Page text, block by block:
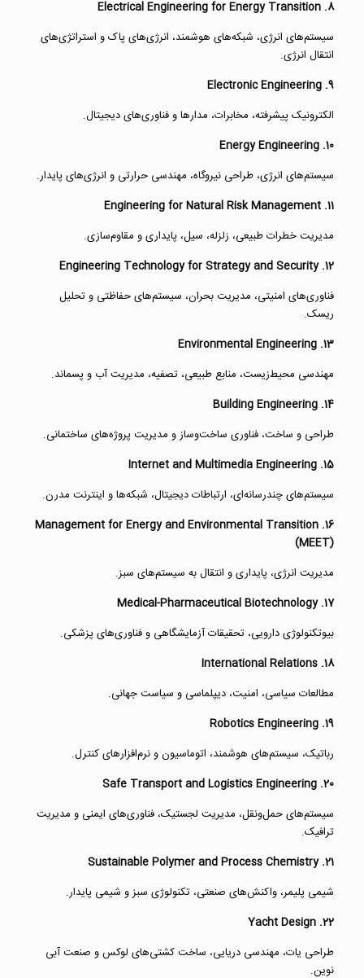
8. Electrical Engineering for Energy Transition
سیستم‌های انرژی، شبکه‌های هوشمند، انرژی‌های پاک و استراتژی‌های
انتقال انرژی.
9. Electronic Engineering
الکترونیک پیشرفته، مخابرات، مدارها و فناوری‌های دیجیتال.
10. Energy Engineering
سیستم‌های انرژی، طراحی نیروگاه، مهندسی حرارتی و انرژی‌های پایدار.
11. Engineering for Natural Risk Management
مدیریت خطرات طبیعی، زلزله، سیل، پایداری و مقاوم‌سازی.
12. Engineering Technology for Strategy and Security
فناوری‌های امنیتی، مدیریت بحران، سیستم‌های حفاظتی و تحلیل
ریسک.
13. Environmental Engineering
مهندسی محیط‌زیست، منابع طبیعی، تصفیه، مدیریت آب و پسماند.
14. Building Engineering
طراحی و ساخت، فناوری ساخت‌وساز و مدیریت پروژه‌های ساختمانی.
15. Internet and Multimedia Engineering
سیستم‌های چندرسانه‌ای، ارتباطات دیجیتال، شبکه‌ها و اینترنت مدرن.
16. Management for Energy and Environmental Transition
(MEET)
مدیریت انرژی، پایداری و انتقال به سیستم‌های سبز.
17. Medical-Pharmaceutical Biotechnology
بیوتکنولوژی دارویی، تحقیقات آزمایشگاهی و فناوری‌های پزشکی.
18. International Relations
مطالعات سیاسی، امنیت، دیپلماسی و سیاست جهانی.
19. Robotics Engineering
رباتیک، سیستم‌های هوشمند، اتوماسیون و نرم‌افزارهای کنترل.
20. Safe Transport and Logistics Engineering
سیستم‌های حمل‌ونقل، مدیریت لجستیک، فناوری‌های ایمنی و مدیریت
ترافیک.
21. Sustainable Polymer and Process Chemistry
شیمی پلیمر، واکنش‌های صنعتی، تکنولوژی سبز و شیمی پایدار.
22. Yacht Design
طراحی یات، مهندسی دریایی، ساخت کشتی‌های لوکس و صنعت آبی
نوین.